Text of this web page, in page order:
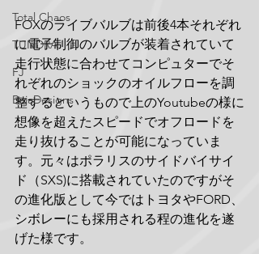
Total Chaos
TUNDRA
FJ
BajaDesigns
FOXのライブバルブは前後4本それぞれ
に電子制御のバルブが装着されていて
走行状態に合わせてコンピュターでそ
れぞれのショックのオイルフローを調
整するというもので上のYoutubeの様に
想像を超えたスピードでオフロードを
走り抜けることが可能になっていま
す。元々はポラリスのサイドバイサイ
ド（SXS)に搭載されていたのですがそ
の進化版として今ではトヨタやFORD、
シボレーにも採用される程の進化を遂
げた様です。